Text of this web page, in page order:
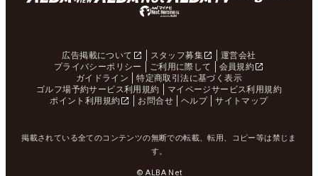
広告掲載について スタッフ募集
運営会社
プライバシーポリシー
ご利用に際して
会員規約
ガイドライン
特定商取引法に基づく表示
ゴルフ場予約サービス利用規約
マイページサービス利用規約
ポイント利用規約
お問合せ ヘルプ サイトマップ
掲載されている全てのコンテンツの無断での転載、転用、コピー等は禁じま
す。
© ALBA Net